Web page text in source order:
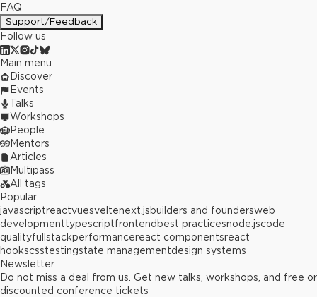
FAQ
Support/Feedback
Follow us
Main menu
Discover
Events
Talks
Workshops
People
Mentors
Articles
Multipass
All tags
Popular
javascriptreactvuesveltenext.jsbuilders and foundersweb
developmenttypescriptfrontend best practicesnode.jscode
qualityfullstackperformancereact componentsreact
hookscsstestingstate managementdesign systems
Newsletter
Do not miss a deal from us. Get new talks, workshops, and free or
discounted conference tickets